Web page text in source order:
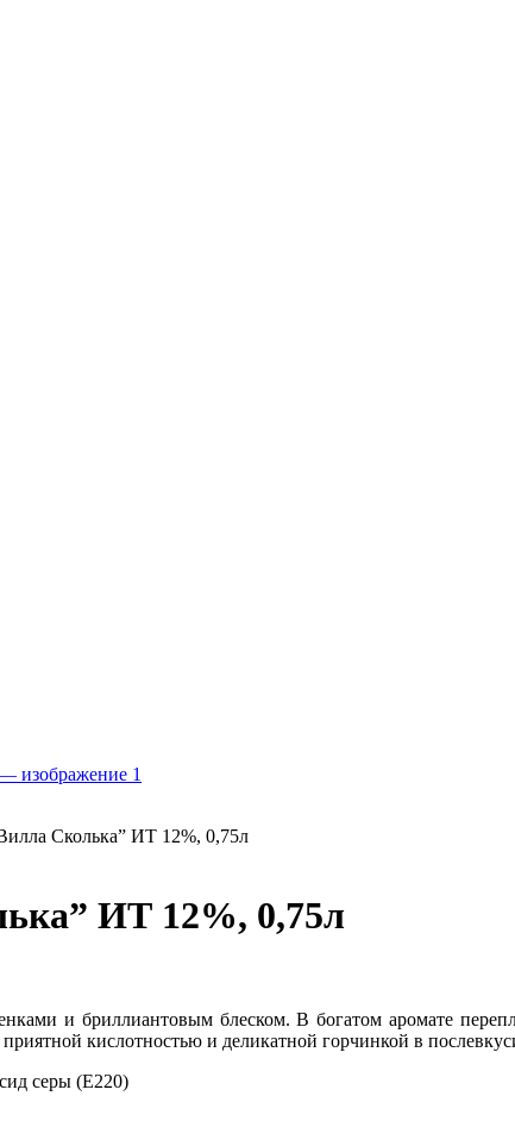
Сколька” ИТ 12%, 0,75л
ИТ 12%, 0,75л
и бриллиантовым блеском. В богатом аромате
кислотностью и деликатной горчинкой в
серы (Е220)